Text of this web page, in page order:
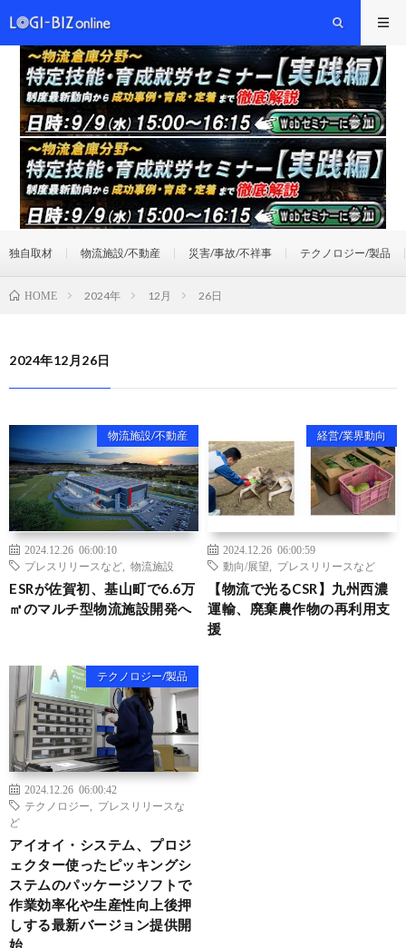
独自取材 物流施設/不動産 災害/事故/不祥事 テクノロジー/製品
HOME 2024年 12月 26日
2024年12月26日
物流施設/不動産
2024.12.26 06:00:10
プレスリリースなど
物流施設
ESRが佐賀初、基山町で6.6万
㎡のマルチ型物流施設開発へ
経営/業界動向
2024.12.26 06:00:59
動向/展望
プレスリリースなど
【物流で光るCSR】九州西濃
運輸、廃棄農作物の再利用支
援
テクノロジー/製品
2024.12.26 06:00:42
テクノロジー
プレスリリースな
ど
アイオイ・システム、プロジ
ェクター使ったピッキングシ
ステムのパッケージソフトで
作業効率化や生産性向上後押
しする最新バージョン提供開
始